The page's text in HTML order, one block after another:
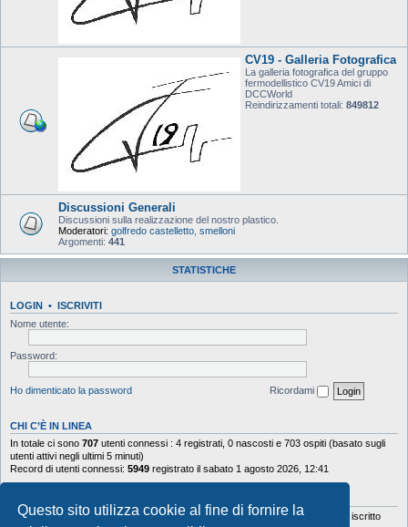
Questo sito utilizza cookie al fine di fornire la
CV19 - Galleria Fotografica
La galleria fotografica del gruppo
fermodellistico CV19 Amici di
DCCWorld
Reindirizzamenti totali: 849812
Discussioni Generali
Discussioni sulla realizzazione del nostro plastico.
Moderatori: golfredo castelletto smelloni
Argomenti: 441
STATISTICHE
LOGIN • ISCRIVITI
Nome utente:
Password:
Ho dimenticato la password Ricordami
CHI C’È IN LINEA
In totale ci sono 707 utenti connessi : 4 registrati, 0 nascosti e 703 ospiti (basato sugli
utenti attivi negli ultimi 5 minuti)
Record di utenti connessi: 5949 registrato il sabato 1 agosto 2026, 12:41
Totale messaggi103644• Totale argomenti 9878• Totale iscritti 5630
• Ultimo iscritto